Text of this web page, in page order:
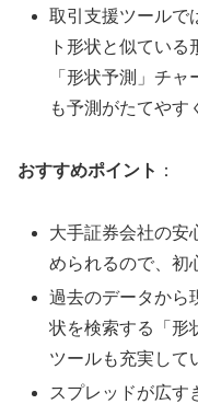
取引支援ツールで
ト形状と似てい
「形状予測」チ
も予測がたてやす
おすすめポイント ：
大手証券会社の安
められるので、初
過去のデータから
状を検索する「形
ツールも充実して
スプレッドが広す